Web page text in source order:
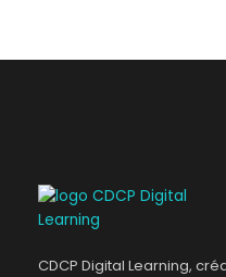
CDCP Digital Learning,